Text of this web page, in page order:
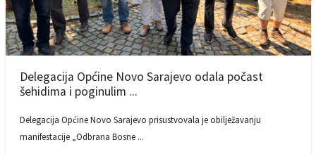
Delegacija Općine Novo Sarajevo odala počast
šehidima i poginulim ...
Delegacija Općine Novo Sarajevo prisustvovala je obilježavanju
manifestacije „Odbrana Bosne ...